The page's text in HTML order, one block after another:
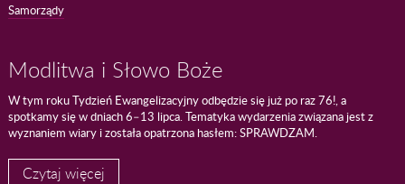
Samorządy
Modlitwa i Słowo Boże
W tym roku Tydzień Ewangelizacyjny odbędzie się już po raz 76!, a
spotkamy się w dniach 6–13 lipca. Tematyka wydarzenia związana jest z
wyznaniem wiary i została opatrzona hasłem: SPRAWDZAM.
Czytaj więcej